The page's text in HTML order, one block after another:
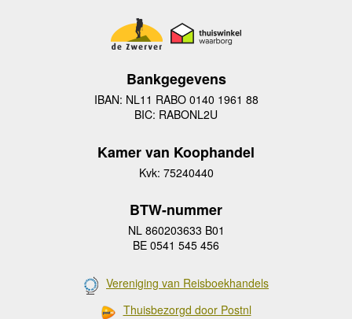
Bankgegevens
IBAN: NL11 RABO 0140 1961 88
BIC: RABONL2U
Kamer van Koophandel
Kvk: 75240440
BTW-nummer
NL 860203633 B01
BE 0541 545 456
Vereniging van Reisboekhandels
Thuisbezorgd door Postnl